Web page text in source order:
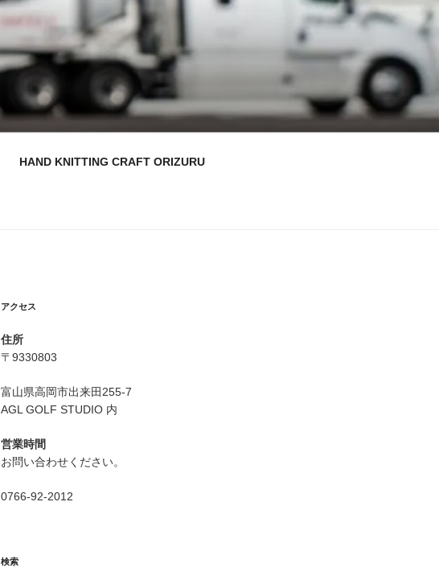
HAND KNITTING CRAFT ORIZURU
アクセス
住所
〒9330803
富山県高岡市出来田255-7
AGL GOLF STUDIO 内
営業時間
お問い合わせください。
0766-92-2012
検索